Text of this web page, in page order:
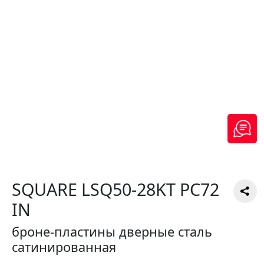
SQUARE LSQ50-28KT PC72
IN
броне-пластины дверные сталь
сатинированная